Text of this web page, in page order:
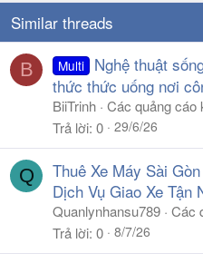
Similar threads
B Multi
Nghệ thuật
thức thức uống nơi
BiiTrinh Các quảng cáo
Trả lời 0 29/6/26
Q
Thuê Xe Máy Sài
Dịch Vụ Giao Xe Tận
Quanlynhansu789 Các
Trả lời 0 8/7/26